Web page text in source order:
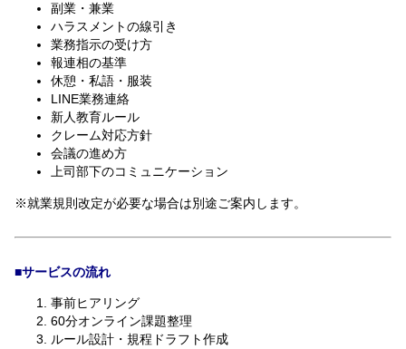
副業・兼業
ハラスメントの線引き
業務指示の受け方
報連相の基準
休憩・私語・服装
LINE業務連絡
新人教育ルール
クレーム対応方針
会議の進め方
上司部下のコミュニケーション
※就業規則改定が必要な場合は別途ご案内します。
■サービスの流れ
事前ヒアリング
60分オンライン課題整理
ルール設計・規程ドラフト作成